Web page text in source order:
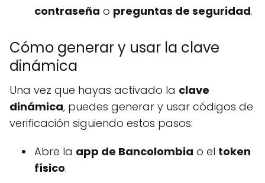
contraseña o preguntas de seguridad.
Cómo generar y usar la clave
dinámica
Una vez que hayas activado la clave
dinámica, puedes generar y usar códigos de
verificación siguiendo estos pasos:
Abre la app de Bancolombia o el token
físico.